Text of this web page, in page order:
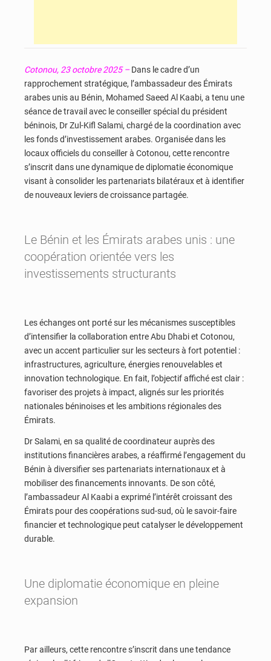
Cotonou, 23 octobre 2025 –Dans le cadre d’un
rapprochement stratégique, l’ambassadeur des Émirats
arabes unis au Bénin, Mohamed Saeed Al Kaabi, a tenu une
séance de travail avec le conseiller spécial du président
béninois, Dr Zul-Kifl Salami, chargé de la coordination avec
les fonds d’investissement arabes. Organisée dans les
locaux officiels du conseiller à Cotonou, cette rencontre
s’inscrit dans une dynamique de diplomatie économique
visant à consolider les partenariats bilatéraux et à identifier
de nouveaux leviers de croissance partagée.
Le Bénin et les Émirats arabes unis : une
coopération orientée vers les
investissements structurants
Les échanges ont porté sur les mécanismes susceptibles
d’intensifier la collaboration entre Abu Dhabi et Cotonou,
avec un accent particulier sur les secteurs à fort potentiel :
infrastructures, agriculture, énergies renouvelables et
innovation technologique. En fait, l’objectif affiché est clair :
favoriser des projets à impact, alignés sur les priorités
nationales béninoises et les ambitions régionales des
Émirats.
Dr Salami, en sa qualité de coordinateur auprès des
institutions financières arabes, a réaffirmé l’engagement du
Bénin à diversifier ses partenariats internationaux et à
mobiliser des financements innovants. De son côté,
l’ambassadeur Al Kaabi a exprimé l’intérêt croissant des
Émirats pour des coopérations sud-sud, où le savoir-faire
financier et technologique peut catalyser le développement
durable.
Une diplomatie économique en pleine
expansion
Par ailleurs, cette rencontre s’inscrit dans une tendance